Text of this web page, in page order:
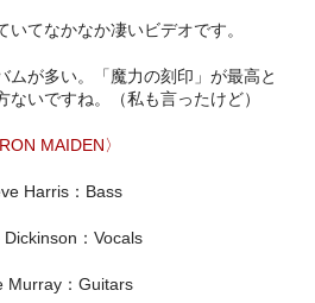
てなかなか凄いビデオです。
ムが多い。「魔力の刻印」が最高と
いですね。（私も言ったけど）
MAIDEN〉
Harris：Bass
Dickinson：Vocals
Murray：Guitars